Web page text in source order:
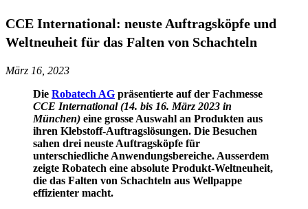
CCE International: neuste Auftragsköpfe und
Weltneuheit für das Falten von Schachteln
März 16, 2023
Die Robatech AG präsentierte auf der Fachmesse
CCE International (14. bis 16. März 2023 in
München) eine grosse Auswahl an Produkten aus
ihren Klebstoff-Auftragslösungen. Die Besuchen
sahen drei neuste Auftragsköpfe für
unterschiedliche Anwendungsbereiche. Ausserdem
zeigte Robatech eine absolute Produkt-Weltneuheit,
die das Falten von Schachteln aus Wellpappe
effizienter macht.